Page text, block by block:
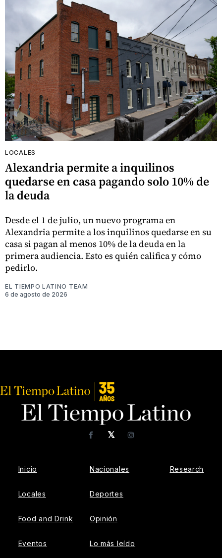
LOCALES
Alexandria permite a inquilinos
quedarse en casa pagando solo 10% de
la deuda
Desde el 1 de julio, un nuevo programa en
Alexandria permite a los inquilinos quedarse en su
casa si pagan al menos 10% de la deuda en la
primera audiencia. Esto es quién califica y cómo
pedirlo.
EL TIEMPO LATINO TEAM
6 de agosto de 2026
𝕏
FacebookInstagram
Inicio
Locales
Food and Drink
Eventos
Nacionales
Deportes
Opinión
Lo más leído
Research